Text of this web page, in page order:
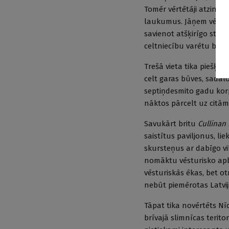
Tomēr vērtētāji atzina,
laukumus. Jāņem
savienot atšķirīgo
celtniecību varētu būt
Trešā vieta tika
celt garas būves,
septiņdesmito gadu
nāktos pārcelt uz
Savukārt britu Cullinan
saistītus paviljonus,
skursteņus ar dabīgo
nomāktu vēsturisko
vēsturiskās ēkas, bet
nebūt piemērotas
Tāpat tika novērtēts
brīvajā slimnīcas